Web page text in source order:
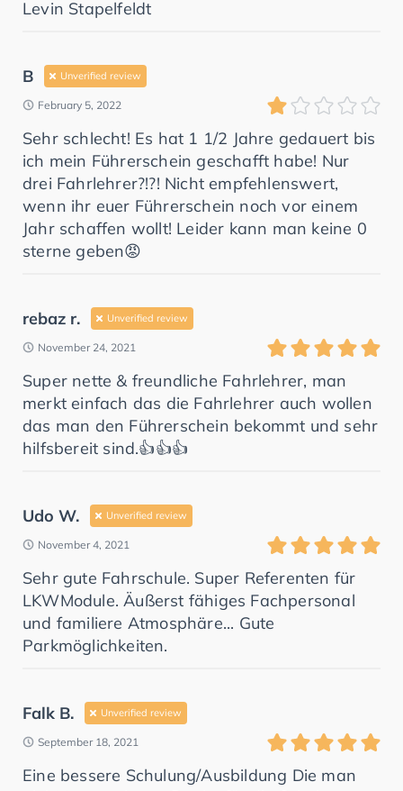
Levin Stapelfeldt
B Unverified review
February 5, 2022
Sehr schlecht! Es hat 1 1/2 Jahre gedauert bis
ich mein Führerschein geschafft habe! Nur
drei Fahrlehrer?!?! Nicht empfehlenswert,
wenn ihr euer Führerschein noch vor einem
Jahr schaffen wollt! Leider kann man keine 0
sterne geben😡
rebaz r. Unverified review
November 24, 2021
Super nette & freundliche Fahrlehrer, man
merkt einfach das die Fahrlehrer auch wollen
das man den Führerschein bekommt und sehr
hilfsbereit sind.👍👍👍
Udo W. Unverified review
November 4, 2021
Sehr gute Fahrschule. Super Referenten für
LKWModule. Äußerst fähiges Fachpersonal
und familiere Atmosphäre... Gute
Parkmöglichkeiten.
Falk B. Unverified review
September 18, 2021
Eine bessere Schulung/Ausbildung Die man